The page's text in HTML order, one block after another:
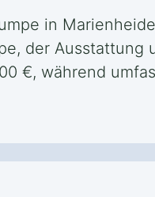
in
der
€, während